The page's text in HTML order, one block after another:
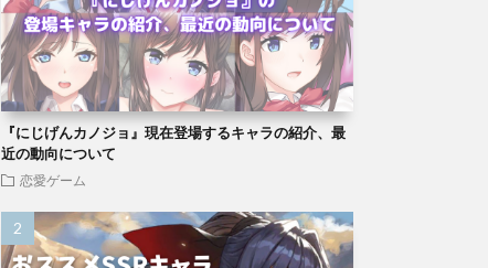
『にじげんカノジョ』現在登場するキャラの紹介、最
近の動向について
恋愛ゲーム